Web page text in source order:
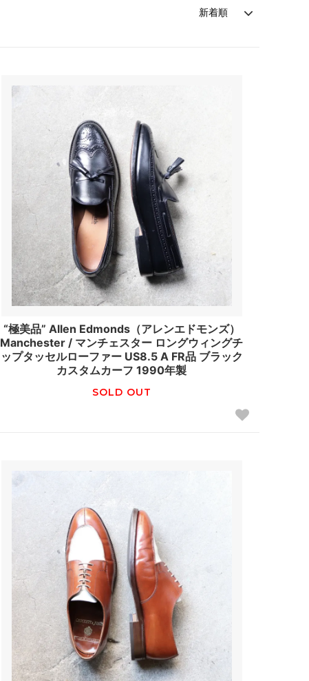
“極美品” Allen Edmonds（アレンエドモンズ）
Manchester / マンチェスター ロングウィングチ
ップタッセルローファー US8.5 A FR品 ブラック
カスタムカーフ 1990年製
SOLD OUT